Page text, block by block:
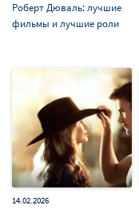
Роберт Дюваль: лучшие
фильмы и лучшие роли
14.02.2026